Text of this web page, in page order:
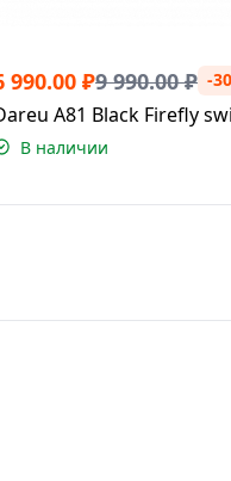
990.00 ₽9 990.00₽ -
A81 Black Firefly
В наличии